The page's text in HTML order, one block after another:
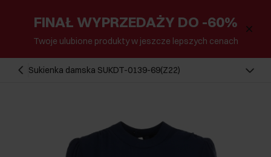
FINAŁ WYPRZEDAŻY DO -60%
Twoje ulubione produkty w jeszcze lepszych cenach
Sukienka damska SUKDT-0139-69(Z22)